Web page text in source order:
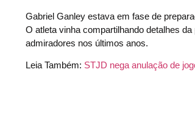
Gabriel Ganley estava em fase de
O atleta vinha compartilhando detalhes
admiradores nos últimos anos.
Leia Também: STJD nega anulação de